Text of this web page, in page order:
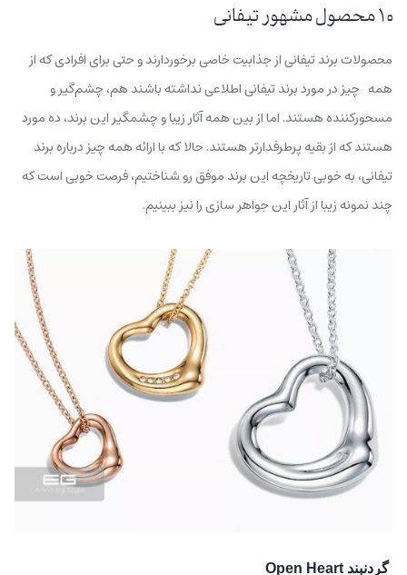
۱۰ محصول مشهور تیفانی
محصولات برند تیفانی از جذابیت خاصی برخوردارند و حتی برای افرادی که از
همه چیز در مورد برند تیفانی اطلاعی نداشته باشند هم، چشم‌گیر و
مسحور‌کننده هستند. اما از بین همه آثار زیبا و چشمگیر این برند، ده مورد
هستند که از بقیه پرطرفدارتر هستند. حالا که با ارائه همه چیز درباره برند
تیفانی، به خوبی تاریخچه این برند موفق رو شناختیم، فرصت خوبی است که
چند نمونه زیبا از آثار این جواهر سازی را نیز ببینیم.
گردنبند Open Heart